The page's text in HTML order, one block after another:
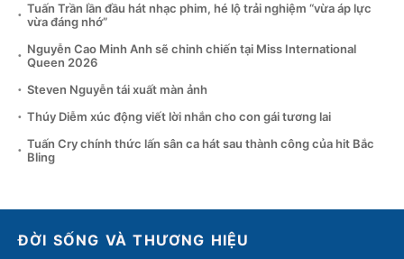
Tuấn Trần lần đầu hát nhạc phim, hé lộ trải nghiệm “vừa áp lực
vừa đáng nhớ”
Nguyễn Cao Minh Anh sẽ chinh chiến tại Miss International
Queen 2026
Steven Nguyễn tái xuất màn ảnh
Thúy Diễm xúc động viết lời nhắn cho con gái tương lai
Tuấn Cry chính thức lấn sân ca hát sau thành công của hit Bắc
Bling
ĐỜI SỐNG VÀ THƯƠNG HIỆU